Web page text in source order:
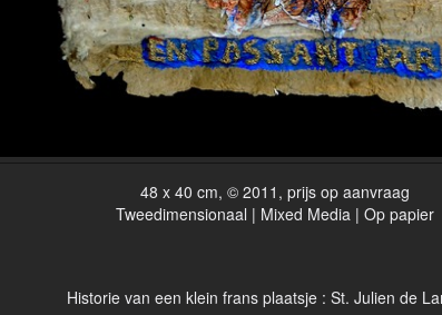
48 x 40 cm, © 2011, prijs op aanvraag
Tweedimensionaal | Mixed Media | Op papier
Historie van een klein frans plaatsje : St. Julien de